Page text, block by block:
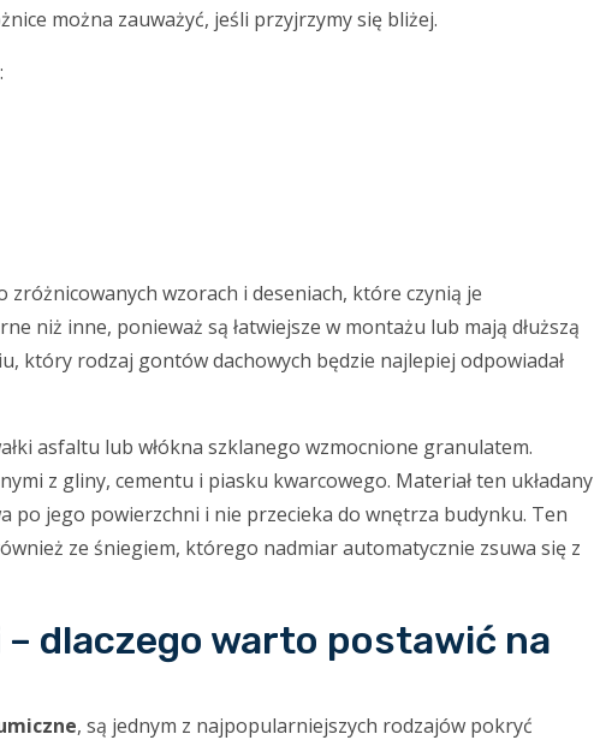
można zauważyć, jeśli przyjrzymy się bliżej.
wzorach i deseniach, które czynią je
niż inne, ponieważ są łatwiejsze w montażu lub mają dłuższą
który rodzaj gontów dachowych będzie najlepiej odpowiadał
asfaltu lub włókna szklanego wzmocnione granulatem.
z gliny, cementu i piasku kwarcowego. Materiał ten układany
po jego powierzchni i nie przecieka do wnętrza budynku. Ten
ze śniegiem, którego nadmiar automatycznie zsuwa się z
dlaczego warto postawić na
, są jednym z najpopularniejszych rodzajów pokryć